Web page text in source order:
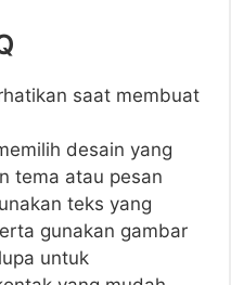
saat membuat
desain yang
tema atau pesan
teks yang
gunakan gambar
untuk